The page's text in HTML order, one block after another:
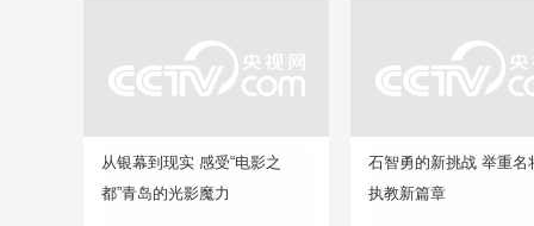
从银幕到现实 感受“电影之
都”青岛的光影魔力
石智勇的新挑战 举重名
执教新篇章